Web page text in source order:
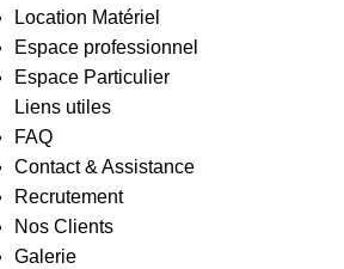
Location Matériel
Espace professionnel
Espace Particulier
Liens utiles
FAQ
Contact & Assistance
Recrutement
Nos Clients
Galerie